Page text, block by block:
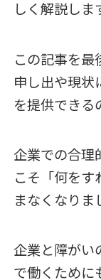
しく解説しま
この記事を最
申し出や現状
を提供できる
企業での合理
こそ「何をす
まなくなりま
企業と障がい
で働くために